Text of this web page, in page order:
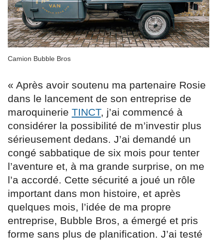
Camion Bubble Bros
« Après avoir soutenu ma partenaire Rosie
dans le lancement de son entreprise de
maroquinerie TINCT, j’ai commencé à
considérer la possibilité de m’investir plus
sérieusement dedans. J’ai demandé un
congé sabbatique de six mois pour tenter
l’aventure et, à ma grande surprise, on me
l’a accordé. Cette sécurité a joué un rôle
important dans mon histoire, et après
quelques mois, l’idée de ma propre
entreprise, Bubble Bros, a émergé et pris
forme sans plus de planification. J’ai testé